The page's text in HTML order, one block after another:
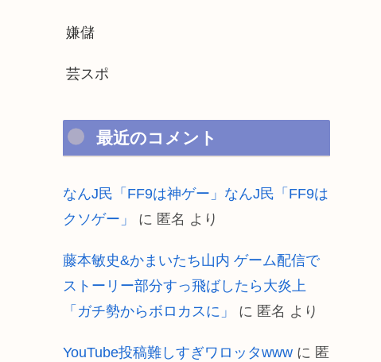
嫌儲
芸スポ
最近のコメント
なんJ民「FF9は神ゲー」なんJ民「FF9は
クソゲー」
に 匿名 より
藤本敏史&かまいたち山内 ゲーム配信で
ストーリー部分すっ飛ばしたら大炎上
「ガチ勢からボロカスに」
に 匿名 より
YouTube投稿難しすぎワロッタwww に 匿